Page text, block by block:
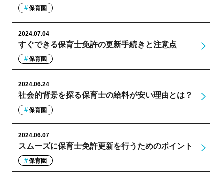
保育園
すぐできる保育士免許の更新手続きと注意点
2024.07.04
保育園
社会的背景を探る保育士の給料が安い理由とは？
2024.06.24
保育園
スムーズに保育士免許更新を行うためのポイント
2024.06.07
保育園